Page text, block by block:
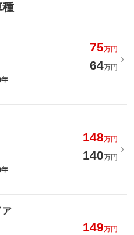
種
75万円
64万円
148万円
140万円
ア
149万円